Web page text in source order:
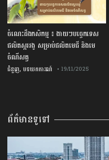
ចំណេះដឹងកសិកម្ម ៖ ងាយៗបច្ចេកទេស
ផលិតស្កររងូ សម្រាប់ផលិតមេជី និងមេ
ចំណីសត្វ
ជំនួញ,បទយកការណ៍ • 19/11/2025
ព័ត៌មានទូទៅ